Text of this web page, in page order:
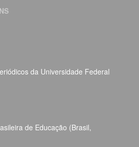
da Universidade Federal
de Educação (Brasil,